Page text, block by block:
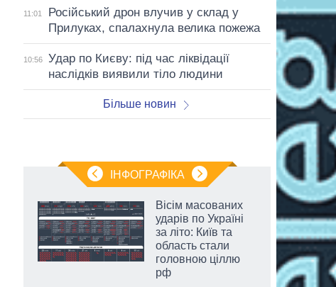
11:01
Російський дрон влучив у склад у
Прилуках, спалахнула велика пожежа
10:56
Удар по Києву: під час ліквідації
наслідків виявили тіло людини
Більше новин
ІНФОГРАФІКА
Вісім масованих
ударів по Україні
за літо: Київ та
область стали
головною ціллю
рф